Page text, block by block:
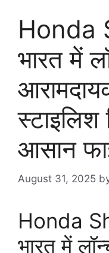
Honda
भारत में
आसान
August 31, 2025
Honda
भारत में